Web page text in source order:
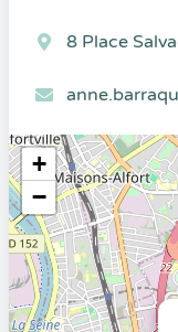
8 Place
+
−